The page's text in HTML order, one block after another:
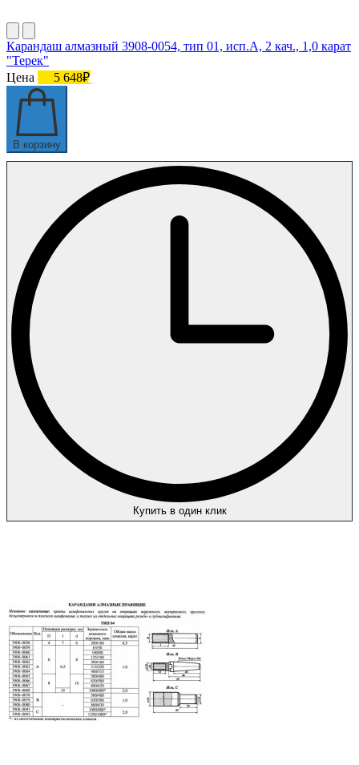
Карандаш алмазный 3908-0054, тип 01, исп.А, 2 кач., 1,0 карат
"Терек"
Цена
5 648₽
В корзину
Купить в один клик